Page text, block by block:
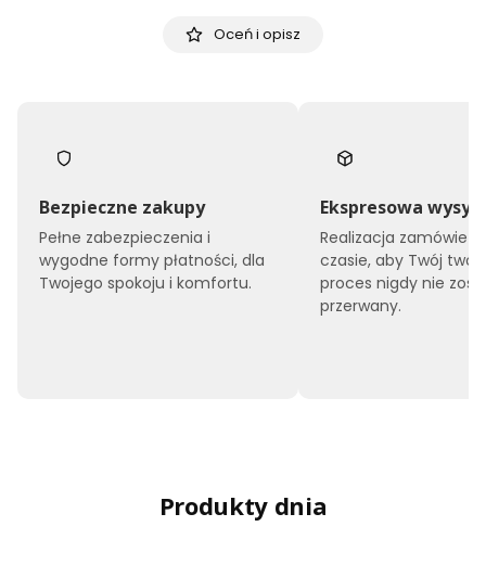
Oceń i opisz
Bezpieczne zakupy
Pełne zabezpieczenia i
wygodne formy płatności, dla
Twojego spokoju i komfortu.
Ekspresowa
Realizacja zamówień
czasie, aby Twój
proces nigdy nie
przerwany.
Produkty dnia